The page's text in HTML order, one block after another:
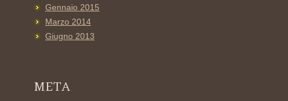
Gennaio 2015
Marzo 2014
Giugno 2013
META